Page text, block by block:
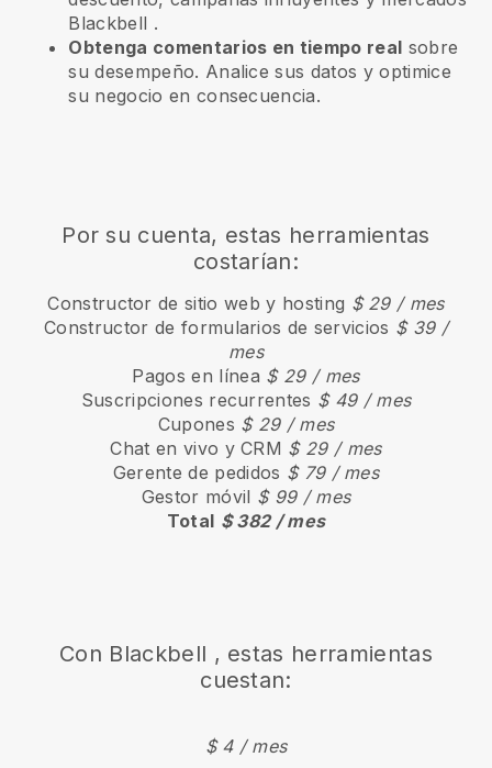
Blackbell .
Obtenga comentarios en tiempo real sobre
su desempeño. Analice sus datos y optimice
su negocio en consecuencia.
Por su cuenta, estas herramientas
costarían:
Constructor de sitio web y hosting $ 29 / mes
Constructor de formularios de servicios $ 39 /
mes
Pagos en línea $ 29 / mes
Suscripciones recurrentes $ 49 / mes
Cupones $ 29 / mes
Chat en vivo y CRM $ 29 / mes
Gerente de pedidos $ 79 / mes
Gestor móvil $ 99 / mes
Total $ 382 / mes
Con Blackbell , estas herramientas
cuestan:
$ 4 / mes